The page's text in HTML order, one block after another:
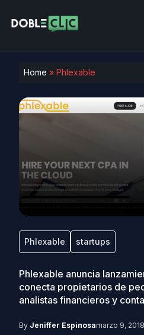
Home » Phlexable
Phlexable startups
Phlexable anuncia
conecta propietarios de
analistas financieros y
By Jeniffer Espinosamarzo 9, 2018